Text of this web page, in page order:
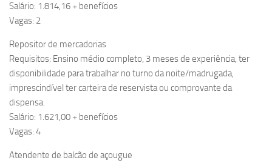
Salário: 1.814,16 + benefícios
Vagas: 2
Repositor de mercadorias
Requisitos: Ensino médio completo, 3 meses de experiência, ter
disponibilidade para trabalhar no turno da noite/madrugada,
imprescindível ter carteira de reservista ou comprovante da
dispensa.
Salário: 1.621,00 + benefícios
Vagas: 4
Atendente de balcão de açougue